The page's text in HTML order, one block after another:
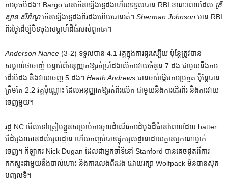
ការចុចបីដង។ Bargo បានកើនឡើងទ្វេដងហើយទទួលបាន RBI ខណៈពេលដែល គ្រី
ស្ទាន សឺរ៉ាណូកើនឡើងទ្វេដងពីរដងហើយបានរត់។ Sherman Johnson មាន RBI
ពីរថ្ងៃដើម្បីបិទចុងសប្តាហ៍ដ៏ធំរបស់ពួកគេ។
Anderson Nance (3-2) ទទួលបាន 4.1 វគ្គក្នុងការធូរស្បើយ ប៉ុន្តែត្រូវបាន
សម្គាល់ថាចាញ់ បន្ទាប់ពីអនុញ្ញាតឱ្យរត់ប្រាំដងលើការវាយចំនួន 7 ដង ជាមួយនឹងការ
ដើរបីដង និងវាយចេញ 5 ដង។ Heath Andrews បានចាប់ផ្តើមការប្រកួត ប៉ុន្តែបាន
ត្រឹមតែ 2.2 វគ្គប៉ុណ្ណោះ ដែលអនុញ្ញាតឱ្យរត់ពីរលើក ជាមួយនឹងការដើរពីរ និងការវាយ
ចេញមួយ។
រដ្ឋ NC មើលទៅត្រៀមខ្លួនសម្រាប់ការចូលដំណើរការដំបូងដ៏ធំនៅពេលដែល batter
បីដំបូងឈានដល់មូលដ្ឋាន ហើយកញ្ចប់បានផ្ទុកមូលដ្ឋានដោយគ្មានអ្នកណាម្នាក់
ចេញ។ កីឡាករ Nick Dugan ដែលជាអ្នកចាំទីនៅ Stanford បានគេចផុតពីការ
កកស្ទះជាមួយនឹងបាល់ហោះ និងការលេងពីរដង ដោយរក្សា Wolfpack មិនបានស៊ុត
បញ្ចូលទី។